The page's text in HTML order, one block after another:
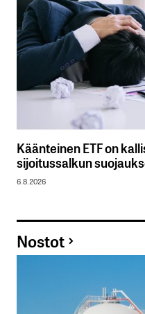
Käänteinen ETF on
sijoitussalkun
6.8.2026
Nostot